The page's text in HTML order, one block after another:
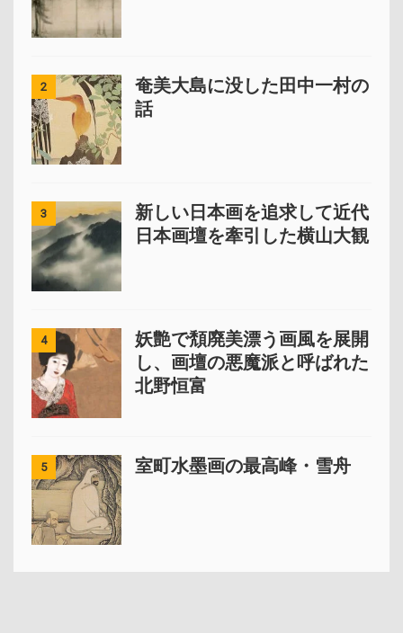
2
奄美大島に没した田中一村の
話
3
新しい日本画を追求して近代
日本画壇を牽引した横山大観
4
妖艶で頽廃美漂う画風を展開
し、画壇の悪魔派と呼ばれた
北野恒富
5 室町水墨画の最高峰・雪舟